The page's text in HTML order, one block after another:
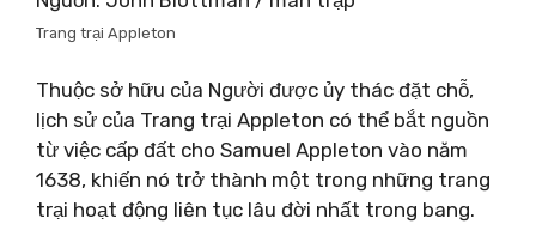
Trang trại Appleton
Thuộc sở hữu của Người được ủy thác đặt chỗ,
lịch sử của Trang trại Appleton có thể bắt nguồn
từ việc cấp đất cho Samuel Appleton vào năm
1638, khiến nó trở thành một trong những trang
trại hoạt động liên tục lâu đời nhất trong bang.